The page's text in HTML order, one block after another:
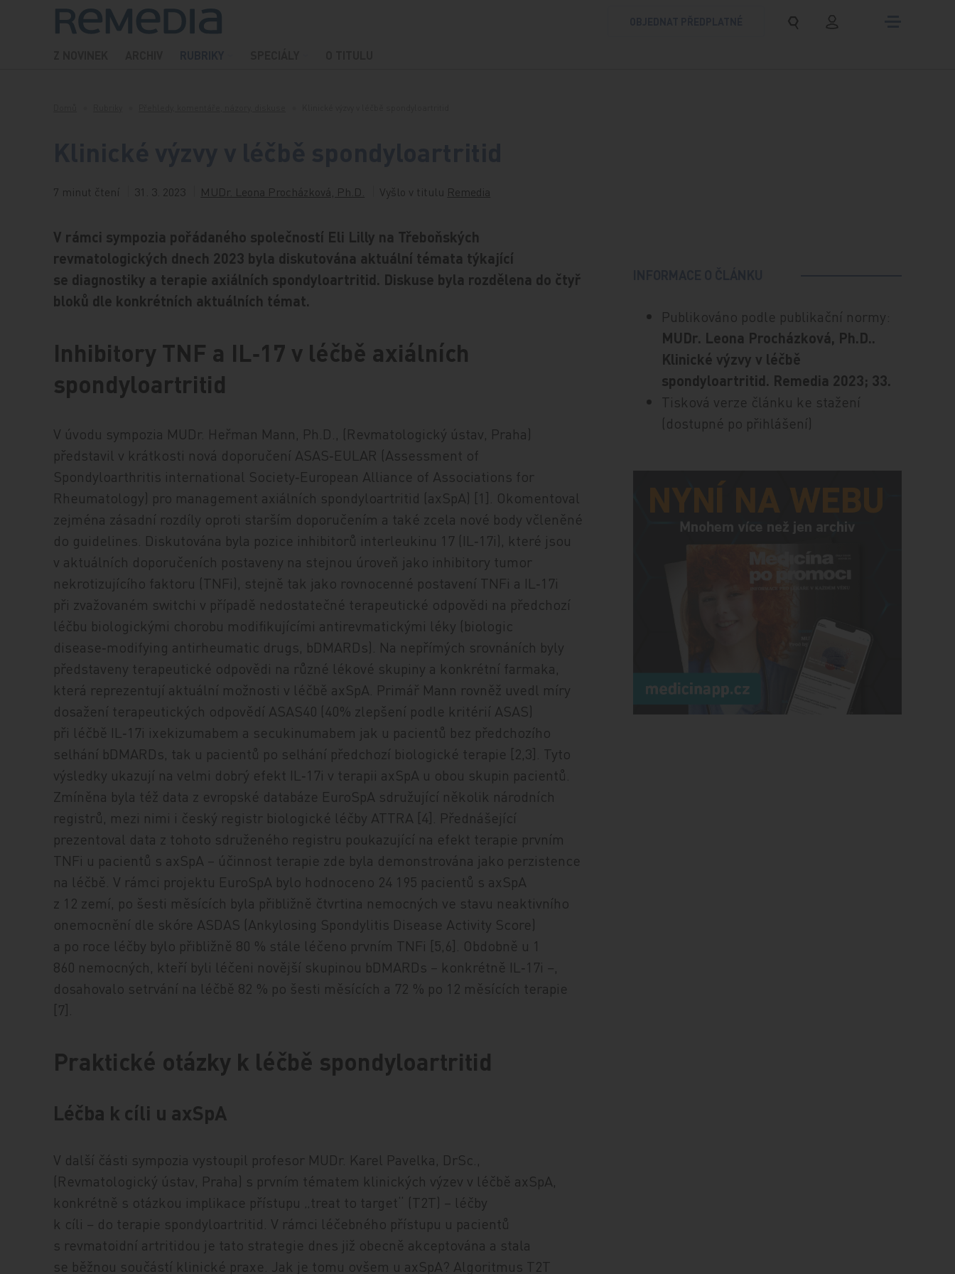
Přeskočit na obsah
7 minut čtení 31. 3. 2023 MUDr. Leona Procházková, Ph.D. Vyšlo v titulu Remedia
V rámci sympozia pořádaného společností Eli Lilly na Třeboňských
revmatologických dnech 2023 byla diskutována aktuální témata týkající
se diagnostiky a terapie axiálních spondyloartritid. Diskuse byla rozdělena do čtyř
bloků dle konkrétních aktuálních témat.
Inhibitory TNF a IL‑17 v léčbě axiálních
spondyloartritid
V úvodu sympozia MUDr. Heřman Mann, Ph.D., (Revmatologický ústav, Praha)
představil v krátkosti nová doporučení ASAS‑EULAR (Assessment of
Spondyloarthritis international Society‑European Alliance of Associations for
Rheumatology) pro management axiálních spondyloartritid (axSpA) [1]. Okomentoval
zejména zásadní rozdíly oproti starším doporučením a také zcela nové body včleněné
do guidelines. Diskutována byla pozice inhibitorů interleukinu 17 (IL‑17i), které jsou
v aktuálních doporučeních postaveny na stejnou úroveň jako inhibitory tumor
nekrotizujícího faktoru (TNFi), stejně tak jako rovnocenné postavení TNFi a IL‑17i
při zvažovaném switchi v případě nedostatečné terapeutické odpovědi na předchozí
léčbu biologickými chorobu modifikujícími antirevmatickými léky (biologic
disease‑modifying antirheumatic drugs, bDMARDs). Na nepřímých srovnáních byly
představeny terapeutické odpovědi na různé lékové skupiny a konkrétní farmaka,
která reprezentují aktuální možnosti v léčbě axSpA. Primář Mann rovněž uvedl míry
dosažení terapeutických odpovědí ASAS40 (40% zlepšení podle kritérií ASAS)
při léčbě IL‑17i ixekizumabem a secukinumabem jak u pacientů bez předchozího
selhání bDMARDs, tak u pacientů po selhání předchozí biologické terapie [2,3]. Tyto
výsledky ukazují na velmi dobrý efekt IL‑17i v terapii axSpA u obou skupin pacientů.
Zmíněna byla též data z evropské databáze ­EuroSpA sdružující několik národních
registrů, mezi nimi i český registr biologické léčby ATTRA [4]. Přednášející
prezentoval data z tohoto sdruženého registru poukazující na efekt terapie prvním
TNFi u pacientů s axSpA – účinnost terapie zde byla demonstrována jako perzistence
na léčbě. V rámci projektu EuroSpA bylo hodnoceno 24 195 pacientů s axSpA
z 12 zemí, po šesti měsících byla přibližně čtvrtina nemocných ve stavu neaktivního
onemocnění dle skóre ASDAS (Ankylosing Spondylitis Disease Activity Score)
a po roce léčby bylo přibližně 80 % stále léčeno prvním TNFi [5,6]. Obdobně u 1
860 nemocných, kteří byli léčeni novější skupinou bDMARDs – konkrétně IL‑17i −,
dosahovalo setrvání na léčbě 82 % po šesti měsících a 72 % po 12 měsících terapie
[7].
Praktické otázky k léčbě spondyloartritid
Léčba k cíli u axSpA
V další části sympozia vystoupil profesor MUDr. Karel Pavelka, DrSc.,
(Revmatologický ústav, Praha) s prvním tématem klinických výzev v léčbě axSpA,
konkrétně s otázkou implikace přístupu „treat to target“ (T2T) – léčby
k cíli − do terapie spondyloartritid. V rámci léčebného přístupu u pacientů
s revmatoidní artritidou je tato strategie dnes již obecně akceptována a stala
se běžnou součástí klinické praxe. Jak je tomu ovšem u axSpA? Algoritmus T2T
Publikováno podle publikační normy:
MUDr. Leona Procházková, Ph.D..
Klinické výzvy v léčbě
spondyloartritid. Remedia 2023; 33.
Tisková verze článku ke stažení
(dostupné po přihlášení)